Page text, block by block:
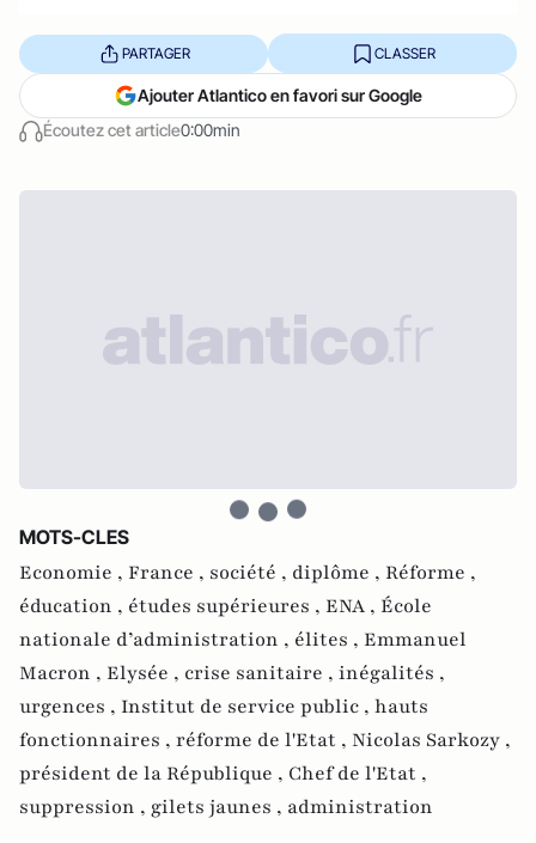
Écoutez cet article0:00min
PARTAGER CLASSER
Ajouter Atlantico en favori sur Google
MOTS-CLES
Economie , France , société , diplôme , Réforme ,
éducation , études supérieures , ENA , École
nationale d’administration , élites , Emmanuel
Macron , Elysée , crise sanitaire , inégalités ,
urgences , Institut de service public , hauts
fonctionnaires , réforme de l'Etat , Nicolas Sarkozy ,
président de la République , Chef de l'Etat ,
suppression , gilets jaunes , administration